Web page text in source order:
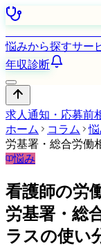
悩みから探すサー
年収診断
求人通知・応募前
ホーム
コラム
労基署・総合労働
悩み
看護師の労
労基署・総
ラスの使い